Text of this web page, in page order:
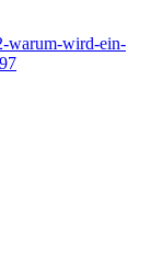
warum-wird-ein-